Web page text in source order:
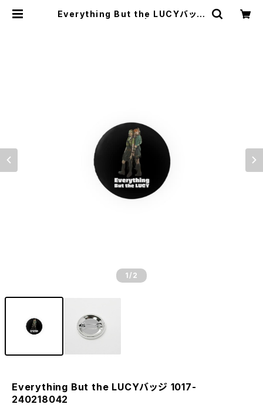
Everything But the LUCYバッジ
1 /2
Everything But the LUCYバッジ 1017-
240218042